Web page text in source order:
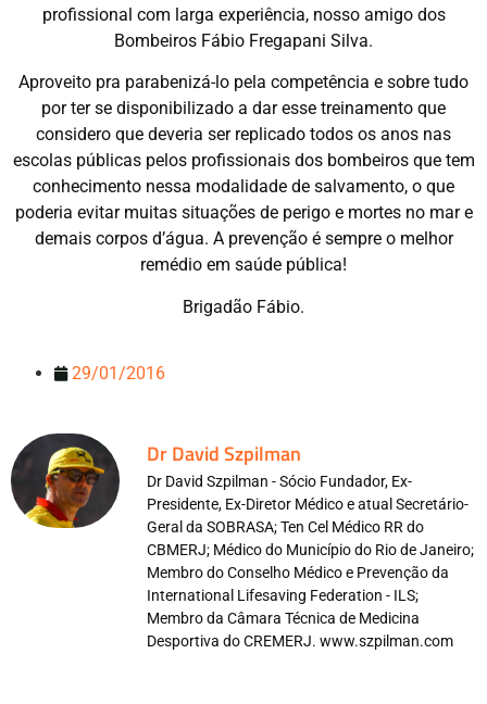
profissional com larga experiência, nosso amigo dos
Bombeiros Fábio Fregapani Silva.
Aproveito pra parabenizá-lo pela competência e sobre tudo
por ter se disponibilizado a dar esse treinamento que
considero que deveria ser replicado todos os anos nas
escolas públicas pelos profissionais dos bombeiros que tem
conhecimento nessa modalidade de salvamento, o que
poderia evitar muitas situações de perigo e mortes no mar e
demais corpos d’água. A prevenção é sempre o melhor
remédio em saúde pública!
Brigadão Fábio.
29/01/2016
Dr David Szpilman
Dr David Szpilman - Sócio Fundador, Ex-
Presidente, Ex-Diretor Médico e atual Secretário-
Geral da SOBRASA; Ten Cel Médico RR do
CBMERJ; Médico do Município do Rio de Janeiro;
Membro do Conselho Médico e Prevenção da
International Lifesaving Federation - ILS;
Membro da Câmara Técnica de Medicina
Desportiva do CREMERJ. www.szpilman.com